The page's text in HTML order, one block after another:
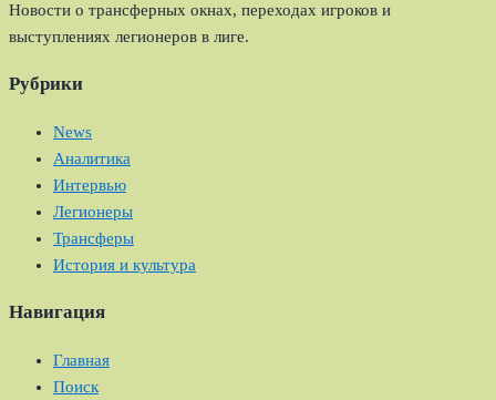
Новости о трансферных окнах, переходах игроков и
выступлениях легионеров в лиге.
Рубрики
News
Аналитика
Интервью
Легионеры
Трансферы
История и культура
Навигация
Главная
Поиск